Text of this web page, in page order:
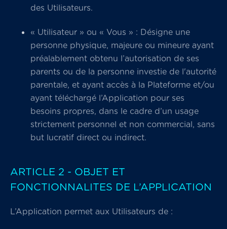
des Utilisateurs.
« Utilisateur » ou « Vous » : Désigne une
personne physique, majeure ou mineure ayant
préalablement obtenu l’autorisation de ses
parents ou de la personne investie de l'autorité
parentale, et ayant accès à la Plateforme et/ou
ayant téléchargé l’Application pour ses
besoins propres, dans le cadre d’un usage
strictement personnel et non commercial, sans
but lucratif direct ou indirect.
ARTICLE 2 - OBJET ET
FONCTIONNALITES DE L’APPLICATION
L’Application permet aux Utilisateurs de :